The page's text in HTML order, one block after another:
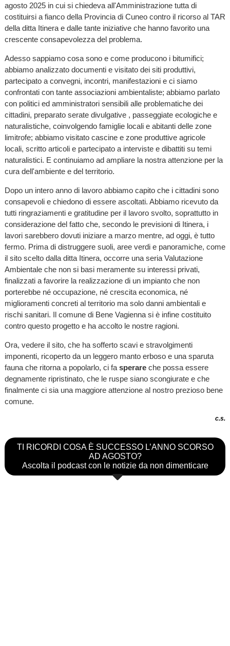
agosto 2025 in cui si chiedeva all'Amministrazione tutta di
costituirsi a fianco della Provincia di Cuneo contro il ricorso al TAR
della ditta Itinera e dalle tante iniziative che hanno favorito una
crescente consapevolezza del problema.
Adesso sappiamo cosa sono e come producono i bitumifici;
abbiamo analizzato documenti e visitato dei siti produttivi,
partecipato a convegni, incontri, manifestazioni e ci siamo
confrontati con tante associazioni ambientaliste; abbiamo parlato
con politici ed amministratori sensibili alle problematiche dei
cittadini, preparato serate divulgative , passeggiate ecologiche e
naturalistiche, coinvolgendo famiglie locali e abitanti delle zone
limitrofe; abbiamo visitato cascine e zone produttive agricole
locali, scritto articoli e partecipato a interviste e dibattiti su temi
naturalistici. E continuiamo ad ampliare la nostra attenzione per la
cura dell'ambiente e del territorio.
Dopo un intero anno di lavoro abbiamo capito che i cittadini sono
consapevoli e chiedono di essere ascoltati. Abbiamo ricevuto da
tutti ringraziamenti e gratitudine per il lavoro svolto, soprattutto in
considerazione del fatto che, secondo le previsioni di Itinera, i
lavori sarebbero dovuti iniziare a marzo mentre, ad oggi, è tutto
fermo. Prima di distruggere suoli, aree verdi e panoramiche, come
il sito scelto dalla ditta Itinera, occorre una seria Valutazione
Ambientale che non si basi meramente su interessi privati,
finalizzati a favorire la realizzazione di un impianto che non
porterebbe né occupazione, né crescita economica, né
miglioramenti concreti al territorio ma solo danni ambientali e
rischi sanitari. Il comune di Bene Vagienna si è infine costituito
contro questo progetto e ha accolto le nostre ragioni.
Ora, vedere il sito, che ha sofferto scavi e stravolgimenti
imponenti, ricoperto da un leggero manto erboso e una sparuta
fauna che ritorna a popolarlo, ci fasperareche possa essere
degnamente ripristinato, che le ruspe siano scongiurate e che
finalmente ci sia una maggiore attenzione al nostro prezioso bene
comune.
c.s.
TI RICORDI COSA È SUCCESSO L’ANNO SCORSO
AD AGOSTO?
Ascolta il podcast con le notizie da non dimenticare